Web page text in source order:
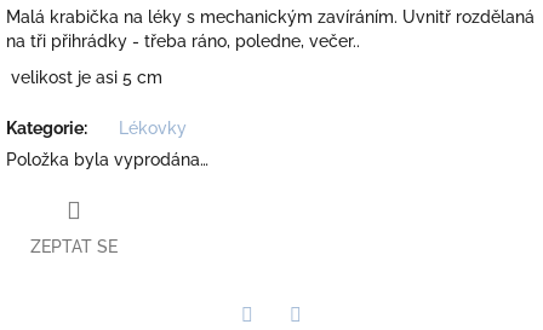
Malá krabička na léky s mechanickým zavíráním. Uvnitř rozdělaná
na tři přihrádky - třeba ráno, poledne, večer..
velikost je asi 5 cm
Kategorie:
Lékovky
Položka byla vyprodána…
ZEPTAT SE